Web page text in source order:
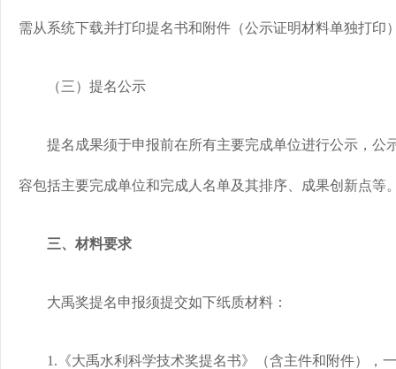
需从系统下载并打印提名书和附件（公示证明材料单独打印
（三）提名公示
提名成果须于申报前在所有主要完成单位进行公示，公
容包括主要完成单位和完成人名单及其排序、成果创新点等
三、材料要求
大禹奖提名申报须提交如下纸质材料：
1.《大禹水利科学技术奖提名书》（含主件和附件），